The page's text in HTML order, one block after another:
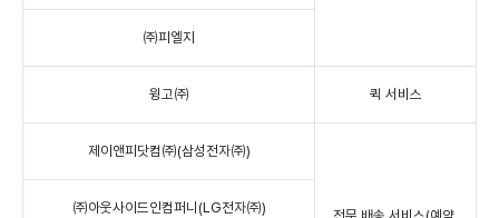
㈜피엘지
윙고㈜ 퀵 서비스
제이앤피닷컴㈜(삼성전자㈜)
㈜아웃사이드인컴퍼니(LG전자㈜)